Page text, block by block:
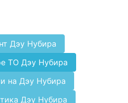
Дэу Нубира
ТО Дэу Нубира
на Дэу Нубира
Дэу Нубира